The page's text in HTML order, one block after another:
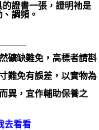
證書一張，證明祂是
調頻。
礦缺難免，高標者請斟
難免有誤差，以實物為
異，宜作輔助保養之
去看看